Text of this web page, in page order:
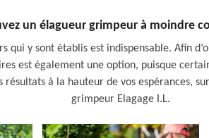
un élagueur grimpeur à moindre
qui y sont établis est indispensable. Afin
est également une option, puisque
à la hauteur de vos espérances,
grimpeur Elagage I.L.